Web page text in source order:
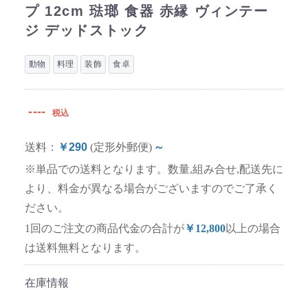
プ 12cm 琺瑯 食器 赤縁 ヴィンテー
ジ デッドストック
動物 料理 装飾 食卓
---- 税込
送料： ￥290 (定形外郵便) ～
※単品での送料となります。数量,組み合せ,配送先に
より、料金が異なる場合がございますのでご了承く
ださい。
1回のご注文の商品代金の合計が￥12,800以上の場合
は送料無料となります。
在庫情報